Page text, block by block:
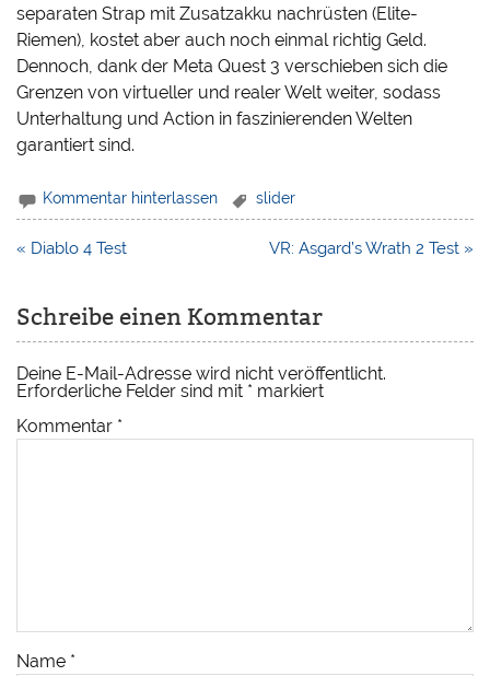
separaten Strap mit Zusatzakku nachrüsten (Elite-
Riemen), kostet aber auch noch einmal richtig Geld.
Dennoch, dank der Meta Quest 3 verschieben sich die
Grenzen von virtueller und realer Welt weiter, sodass
Unterhaltung und Action in faszinierenden Welten
garantiert sind.
Kommentar hinterlassen slider
Beitragsnavigation
« Diablo 4 Test VR: Asgard’s Wrath 2 Test »
Schreibe einen Kommentar
Deine E-Mail-Adresse wird nicht veröffentlicht.
Erforderliche Felder sind mit * markiert
Kommentar *
Name *